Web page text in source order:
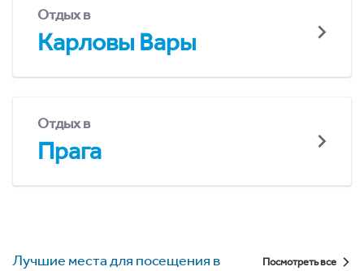
Отдых в
Карловы Вары
Отдых в
Прага
Лучшие места для посещения в
Посмотреть все